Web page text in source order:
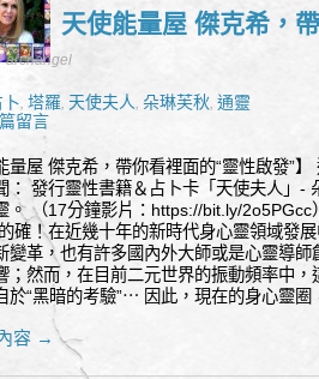
天使能量屋 傑克希，
archangel
卜,塔羅, 天使夫人,朵琳芙秋,通靈
留言
量屋 傑克希，帶你看裡面的“靈性啟發”
： 發行靈性書籍＆占卜卡「天使夫人」-
。 （17分鐘影片：https://bit.ly/
確！在近幾十年的新時代身心靈領域發
變革，也有許多國內外大師或是心靈導
；然而，在目前二元世界的振動頻率中，
於“黑暗的考驗”⋯ 因此，現在的身心靈圈
容 →